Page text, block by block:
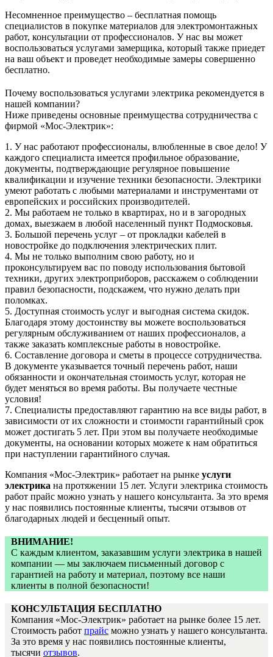
Несомненное преимущество – бесплатная помощь
специалистов в покупке материалов для электромонтажных
работ, консультации от профессионалов. У нас вы может
воспользоваться услугами замерщика, который также приедет
на ваш объект и проведет необходимые замеры совершенно
бесплатно.
Почему воспользоваться услугами электрика рекомендуется в
нашей компании?
Ниже приведены основные преимущества сотрудничества с
фирмой «Мос-Электрик»:
1. У нас работают профессионалы, влюбленные в свое дело! У
каждого специалиста имеется профильное образование,
документы, подтверждающие регулярное повышение
квалификации и изучение техники безопасности. Электрики
умеют работать с любыми материалами и инструментами от
европейских и российских производителей.
2. Мы работаем не только в квартирах, но и в загородных
домах, выезжаем в любой населенный пункт Подмосковья.
3. Большой перечень услуг – от прокладки кабелей в
новостройке до подключения электрических плит.
4. Мы не только выполним свою работу, но и
проконсультируем вас по поводу использования бытовой
техники, других электроприборов, расскажем о соблюдении
правил безопасности, подскажем, что нужно делать при
поломках.
5. Доступная стоимость услуг и выгодная система скидок.
Благодаря этому достоинству вы можете воспользоваться
регулярным обслуживанием от наших профессионалов, а
также заказать комплексные работы в новостройке.
6. Составление договора и сметы в процессе сотрудничества.
В документе указывается точный перечень работ, наши
обязанности и окончательная стоимость услуг, которая не
будет меняться во время работы. Вы получаете честные
условия!
7. Специалисты предоставляют гарантию на все виды работ, в
зависимости от их сложности и стоимости гарантийный срок
может достигать 5 лет. При этом вы получаете необходимые
документы, на основании которых можете к нам обратиться
при наступлении гарантийного случая.
Компания «Мос-Электрик» работает на рынке услуги
электрика на протяжении 15 лет. Услуги электрика стоимость
работ прайс можно узнать у нашего консультанта. За это время
у нас появились постоянные клиенты, тысячи отзывов от
благодарных людей и бесценный опыт.
ВНИМАНИЕ!
С каждым клиентом, заказавшим услуги электрика в нашей
компании — мы заключаем письменный договор с
гарантией на работу и материал, поэтому все наши
клиенты в полной безопасности!
КОНСУЛБТАЦИЯ БЕСПЛАТНО
Компания «Мос-Электрик» работает на рынке более 15 лет.
Стоимость работ прайс можно узнать у нашего консультанта.
За это время у нас появились постоянные клиенты,
тысячи отзывов.